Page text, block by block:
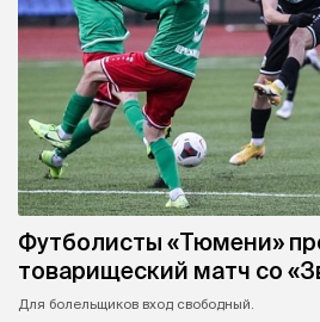
Футболисты «Тюмени»
товарищеский матч со
Для болельщиков вход свободный.